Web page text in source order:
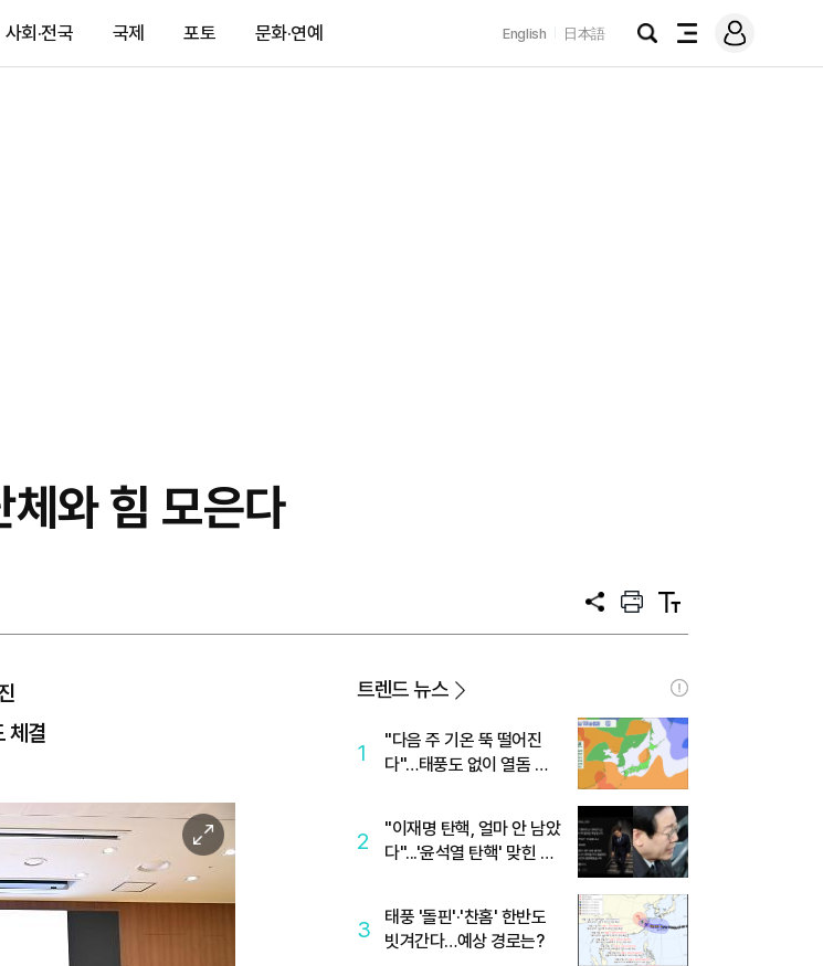
사회·전국 국제 포토 문화·연예 English 日本語
검
전
메
그
체와 힘 모은다
공
프
트
텍
트
체결
이
미
지
트렌드 뉴스
1
"다음 주 기온 뚝 떨어진
다"…태풍도 없이 열돔 박
2
"이재명 탄핵, 얼마 안 남았
다"...'윤석열 탄핵' 맞힌 무
3
태풍 '돌핀'·'찬홈' 한반도
빗겨간다…예상 경로는?